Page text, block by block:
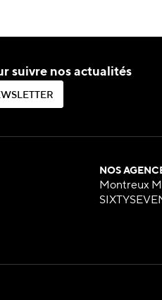
suivre nos actualités
WS L E E R
WSLETTER
NOS
Montreux